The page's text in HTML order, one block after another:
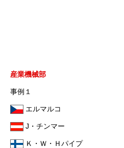
産業機械部
事例１
エルマルコ
J・チンマー
Ｋ・Ｗ・Ｈパイプ